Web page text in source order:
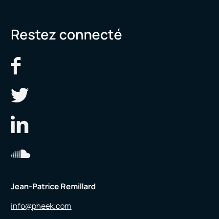
Restez connecté
Jean-Patrice Remillard
info@pheek.com